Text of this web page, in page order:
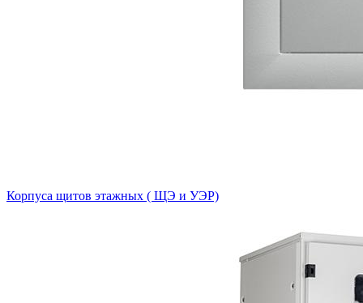
Корпуса щитов этажных ( ЩЭ и УЭР)